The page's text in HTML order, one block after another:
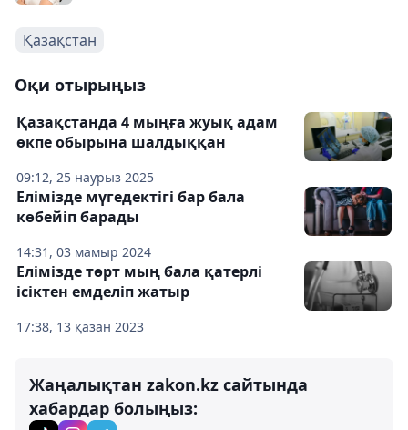
Қазақстан
Оқи отырыңыз
09:12, 25 наурыз 2025
Қазақстанда 4 мыңға жуық адам
өкпе обырына шалдыққан
14:31, 03 мамыр 2024
Елімізде мүгедектігі бар бала
көбейіп барады
17:38, 13 қазан 2023
Елімізде төрт мың бала қатерлі
ісіктен емделіп жатыр
Жаңалықтан zakon.kz сайтында
хабардар болыңыз: